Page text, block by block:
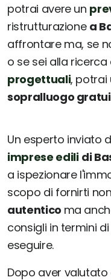
potrai avere un
ristrutturazione a
affrontare ma, se
o se sei alla ricerca
progettuali, potrai
sopralluogo
Un esperto inviato
imprese edili di
a ispezionare
scopo di fornirti
autentico ma
consigli in termini di
eseguire.
Dopo aver